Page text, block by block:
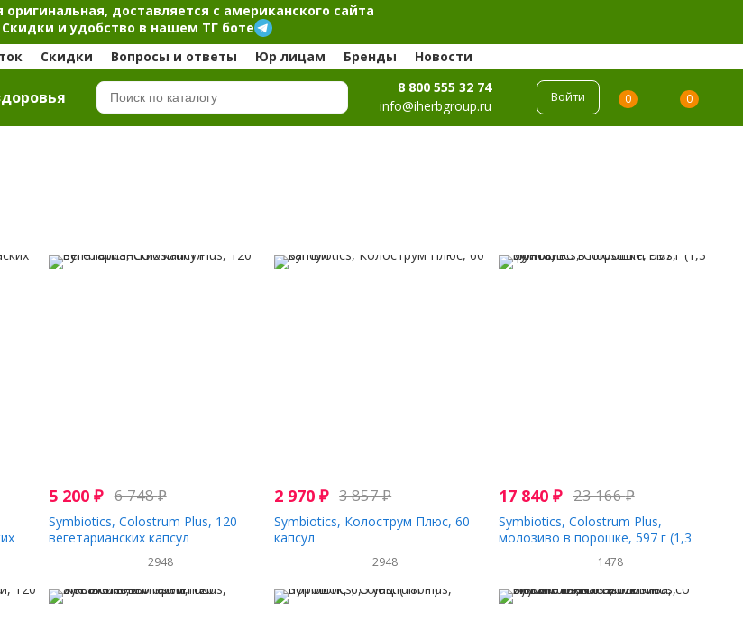
оригинальная, доставляется с американского сайта
Скидки и удобство в нашем ТГ боте
Скидки Вопросы и ответы Юр лицам Бренды Новости
8 800 555 32 74
info@iherbgroup.ru
Войти 0 0
5 200₽ 6 748₽
Symbiotics, Colostrum Plus, 120
вегетарианских капсул
2948
2 970 ₽ 3 857₽
Symbiotics, Колострум Плюс, 60
капсул
2948
17 840₽ 23 166₽
Symbiotics, Colostrum Plus,
молозиво в порошке, 597 г (1,3
1478